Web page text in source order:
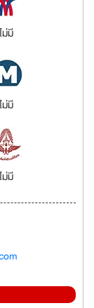
ไม่มี
ไม่มี
ไม่มี